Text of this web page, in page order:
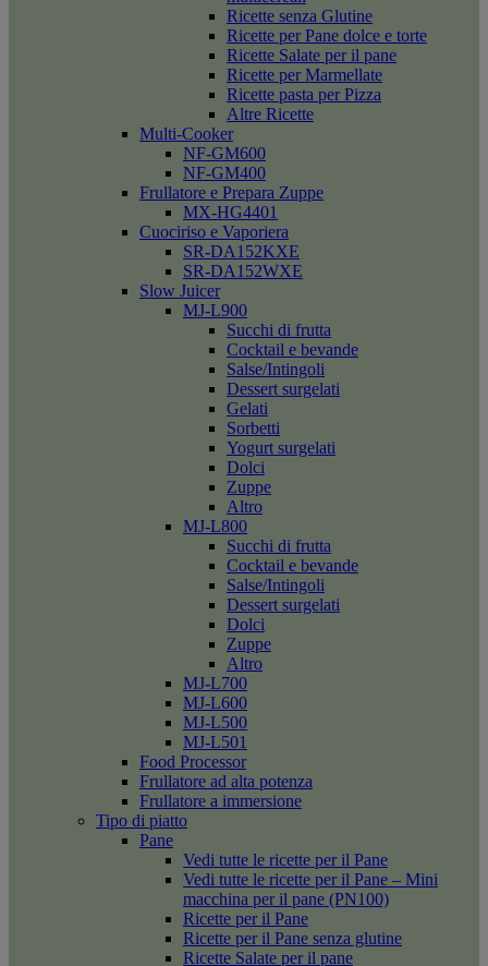
Ricette senza Glutine
Ricette per Pane dolce e torte
Ricette Salate per il pane
Ricette per Marmellate
Ricette pasta per Pizza
Altre Ricette
Multi-Cooker
NF-GM600
NF-GM400
Frullatore e Prepara Zuppe
MX-HG4401
Cuociriso e Vaporiera
SR-DA152KXE
SR-DA152WXE
Slow Juicer
MJ-L900
Succhi di frutta
Cocktail e bevande
Salse/Intingoli
Dessert surgelati
Gelati
Sorbetti
Yogurt surgelati
Dolci
Zuppe
Altro
MJ-L800
Succhi di frutta
Cocktail e bevande
Salse/Intingoli
Dessert surgelati
Dolci
Zuppe
Altro
MJ-L700
MJ-L600
MJ-L500
MJ-L501
Food Processor
Frullatore ad alta potenza
Frullatore a immersione
Tipo di piatto
Pane
Vedi tutte le ricette per il Pane
Vedi tutte le ricette per il Pane – Mini
macchina per il pane (PN100)
Ricette per il Pane
Ricette per il Pane senza glutine
Ricette Salate per il pane